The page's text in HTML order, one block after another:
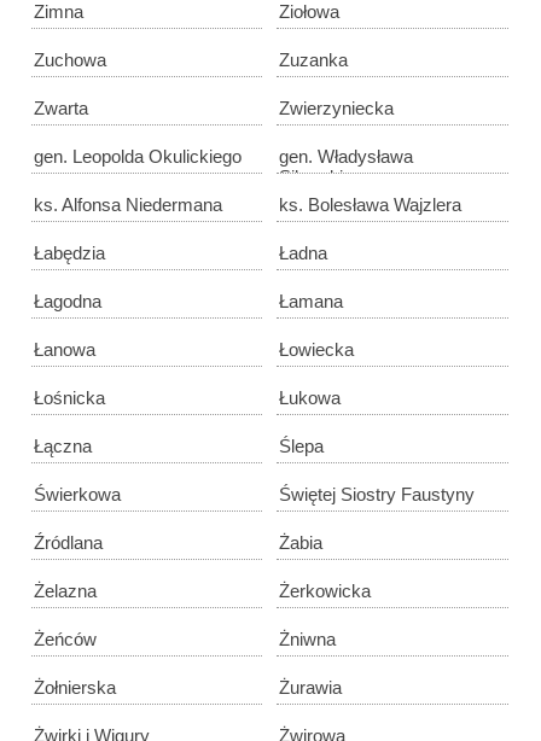
Zimna Ziołowa
Zuchowa Zuzanka
Zwarta Zwierzyniecka
gen. Leopolda Okulickiego
gen. Władysława
Sikorskiego
ks. Alfonsa Niedermana
ks. Bolesława Wajzlera
Łabędzia Ładna
Łagodna Łamana
Łanowa Łowiecka
Łośnicka Łukowa
Łączna Ślepa
Świerkowa Świętej Siostry Faustyny
Źródlana Żabia
Żelazna Żerkowicka
Żeńców Żniwna
Żołnierska Żurawia
Żwirki i Wigury Żwirowa